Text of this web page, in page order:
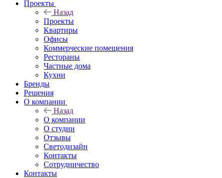
Проекты
Назад
Проекты
Квартиры
Офисы
Коммерческие помещения
Рестораны
Частные дома
Кухни
Бренды
Решения
О компании
Назад
О компании
О студии
Отзывы
Светодизайн
Контакты
Сотрудничество
Контакты